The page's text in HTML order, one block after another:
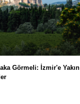
Görmeli: İzmir'e Yakın